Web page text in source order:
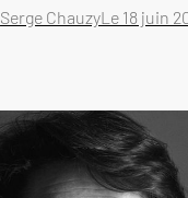
Serge ChauzyLe 18 juin